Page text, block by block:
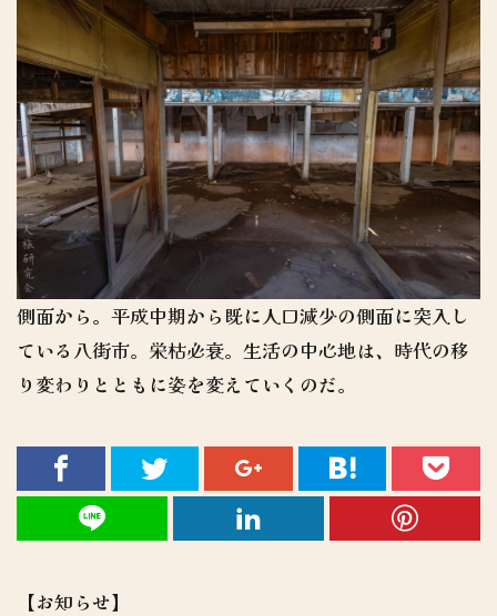
側面から。平成中期から既に人口減少の側面に突入し
ている八街市。栄枯必衰。生活の中心地は、時代の移
り変わりとともに姿を変えていくのだ。
【お知らせ】